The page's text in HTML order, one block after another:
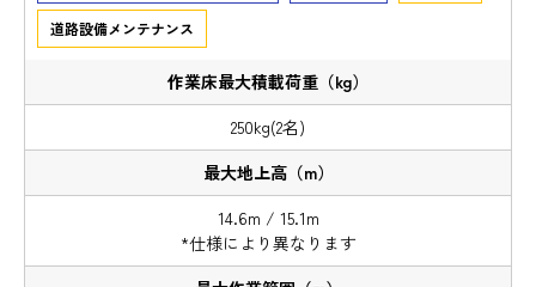
道路設備メンテナンス
250kg(2名)
14.6m / 15.1m
*仕様により異なります